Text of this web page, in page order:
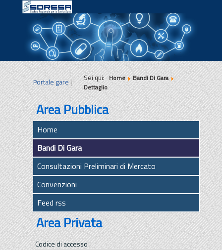
|||
Portale gare| Sei qui:Home
Bandi Di Gara
Dettaglio
Area Pubblica
Home
Bandi Di Gara
Consultazioni Preliminari di Mercato
Convenzioni
Feed rss
Area Privata
Codice di accesso